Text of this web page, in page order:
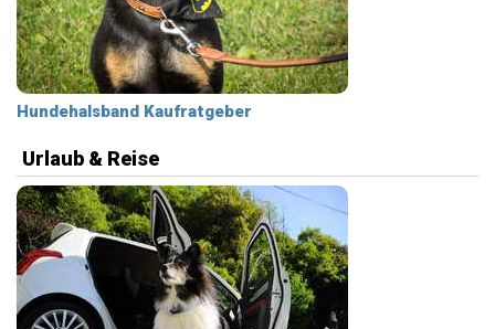
Hundehalsband Kaufratgeber
Urlaub & Reise